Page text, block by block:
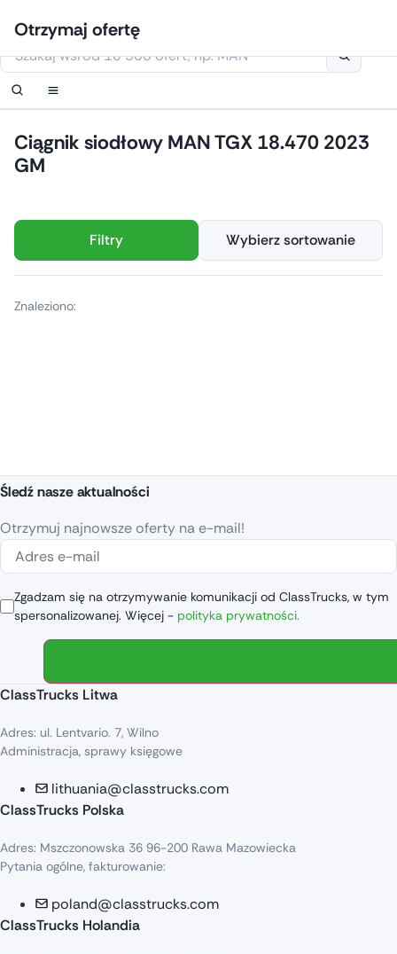
do
treści
Ciągnik siodłowy MAN TGX 18.470 2023
GM
Filtry Wybierz sortowanie
Znaleziono:
Śledź nasze aktualności
Otrzymuj najnowsze oferty na e-mail!
Zgadzam się na otrzymywanie komunikacji od ClassTrucks, w tym
spersonalizowanej. Więcej - polityka prywatności.
ClassTrucks Litwa
Adres: ul. Lentvario. 7, Wilno
Administracja, sprawy księgowe
lithuania@classtrucks.com
ClassTrucks Polska
Adres: Mszczonowska 36 96-200 Rawa Mazowiecka
Pytania ogólne, fakturowanie:
poland@classtrucks.com
ClassTrucks Holandia
Zaloguj się
Ustaw powiadomienie
Niniejsza strona korzysta z plików cookie
Skontaktuj się z nami
Zamówić oddzwonienie
Otrzymaj ofertę
Ustaw powiadomienie